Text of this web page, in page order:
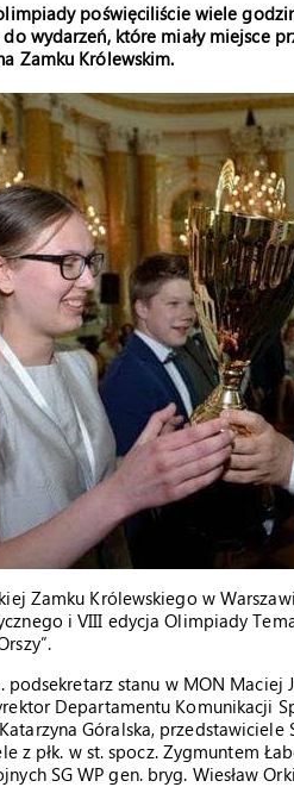
poświęciliście wiele
wydarzeń, które miały miejsce
Zamku Królewskim.
Zamku Królewskiego w
i VIII edycja Olimpiady
stanu w MON Maciej
Departamentu Komunikacji
Góralska,
z płk. w st. spocz. Zygmuntem
SG WP gen. bryg. Wiesław